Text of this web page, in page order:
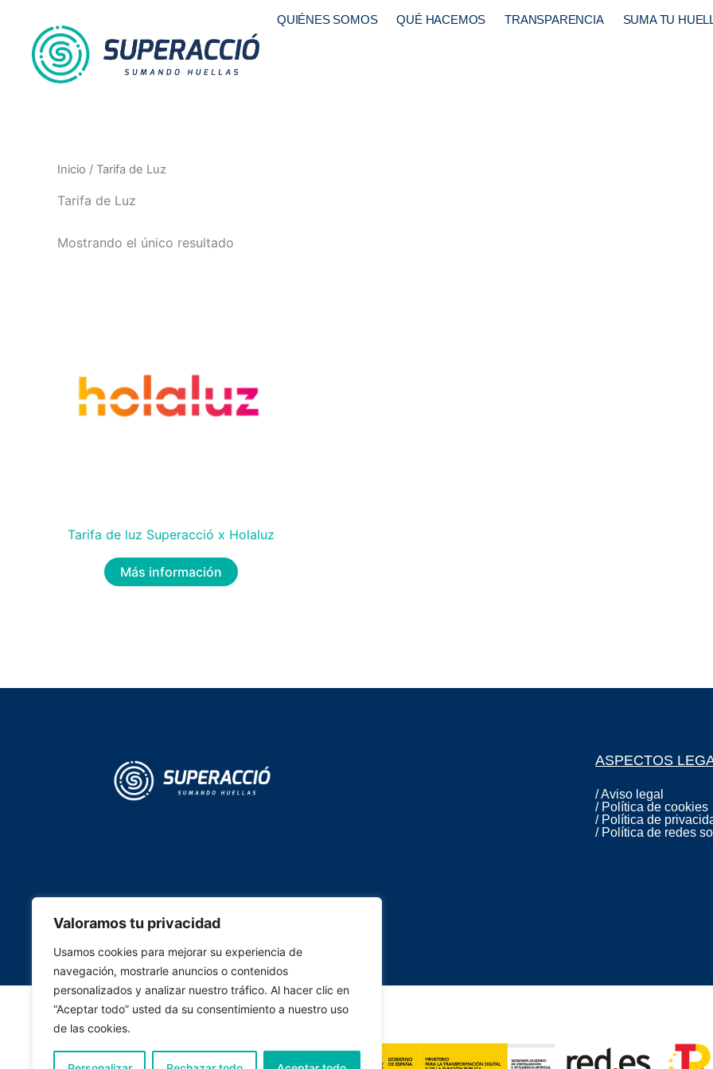
Valoramos tu privacidad
Usamos cookies para mejorar su experiencia de
navegación, mostrarle anuncios o contenidos
personalizados y analizar nuestro tráfico. Al hacer clic en
“Aceptar todo” usted da su consentimiento a nuestro uso
de las cookies.
contenido
QUIÉNES SOMOS QUÉ HACEMOS TRANSPARENCIA SUMA TU
Inicio / Tarifa de Luz
Tarifa de Luz
Mostrando el único resultado
Tarifa de luz Superacció x Holaluz
Más información
ASPECTOS
/ Aviso legal
/ Política de cookies
/ Política de
/ Política de redes